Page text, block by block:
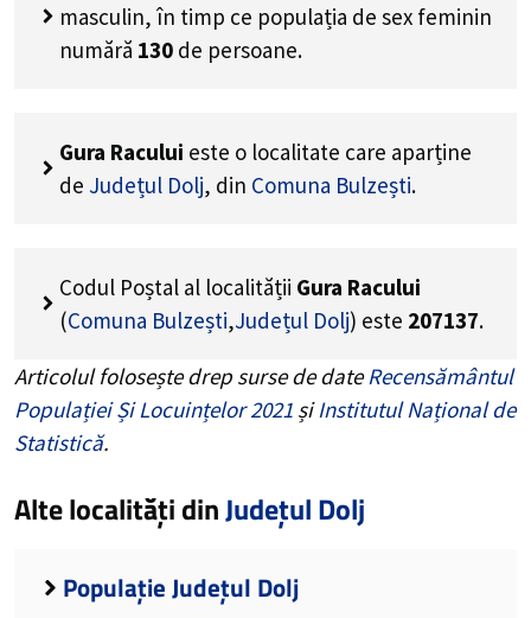
masculin, în timp ce populația de sex feminin
numără 130 de persoane.
Gura Racului este o localitate care aparține
de Județul Dolj, din Comuna Bulzești.
Codul Poștal al localității Gura Racului
(Comuna Bulzești,Județul Dolj) este 207137.
Articolul folosește drep surse de dateRecensământul
Populației Și Locuințelor 2021 șiInstitutul Național de
Statistică.
Alte localități dinJudețul Dolj
Populație Județul Dolj